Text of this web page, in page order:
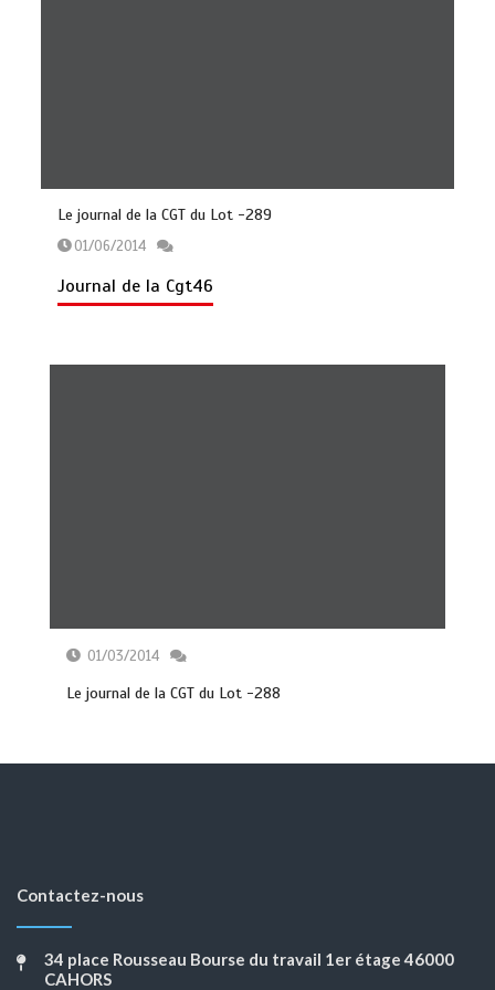
Le journal de la CGT du Lot -289
01/06/2014
Journal de la Cgt46
01/03/2014
Le journal de la CGT du Lot -288
Contactez-nous
34 place Rousseau Bourse du travail 1er étage 46000
CAHORS